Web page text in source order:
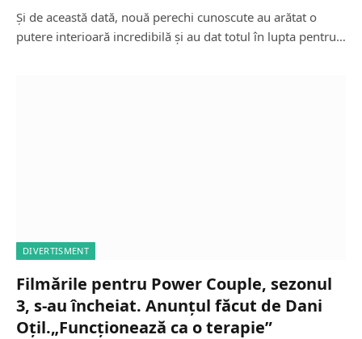
Și de această dată, nouă perechi cunoscute au arătat o
putere interioară incredibilă și au dat totul în lupta pentru…
DIVERTISMENT
Filmările pentru Power Couple, sezonul
3, s-au încheiat. Anunțul făcut de Dani
Oțil.„Funcționează ca o terapie”